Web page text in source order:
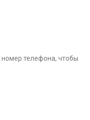
телефона, чтобы